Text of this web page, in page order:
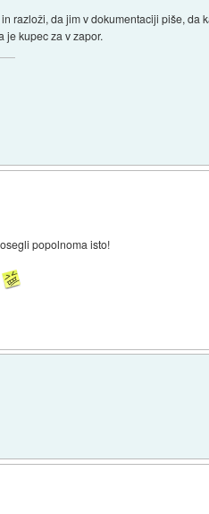
razloži, da jim v dokumentaciji piše, da
je kupec za v zapor.
popolnoma isto!